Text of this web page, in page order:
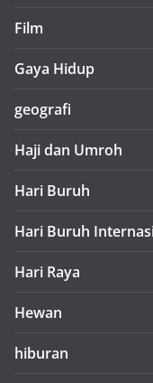
Film
Gaya Hidup
geografi
Haji dan Umroh
Hari Buruh
Hari Buruh
Hari Raya
Hewan
hiburan